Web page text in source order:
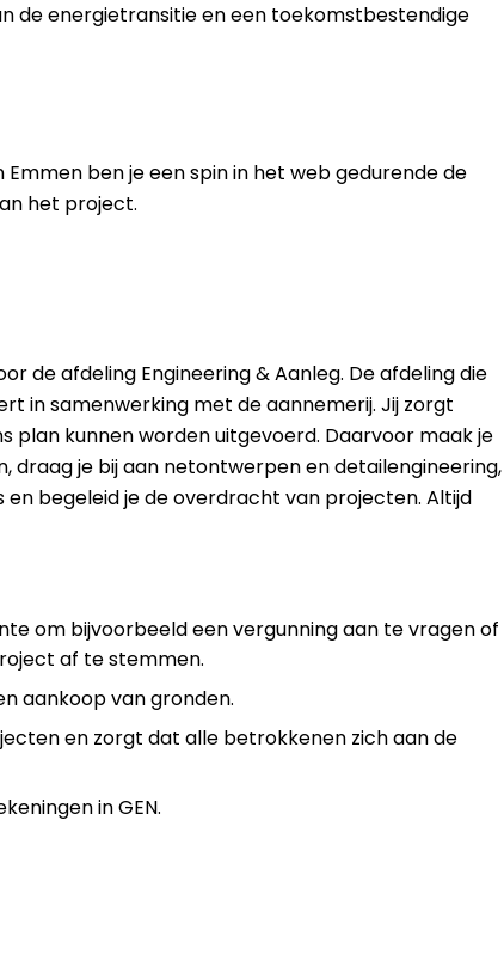
de energietransitie en een toekomstbestendige
ben je een spin in het web gedurende de
het project.
de afdeling Engineering & Aanleg. De afdeling die
in samenwerking met de aannemerij. Jij zorgt
kunnen worden uitgevoerd. Daarvoor maak je
draag je bij aan netontwerpen en detailengineering,
begeleid je de overdracht van projecten. Altijd
om bijvoorbeeld een vergunning aan te vragen of
af te stemmen.
aankoop van gronden.
en zorgt dat alle betrokkenen zich aan de
in GEN.